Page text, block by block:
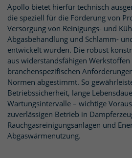
Apollo bietet hierfür technisch
die speziell für die Förderung von
Versorgung von Reinigungs- und
Abgasbehandlung und Schlamm-
entwickelt wurden. Die robust
aus widerstandsfähigen
branchenspezifischen
Normen abgestimmt. So
Betriebssicherheit, lange
Wartungsintervalle – wichtige
zuverlässigen Betrieb in
Rauchgasreinigungsanlagen und
Abgaswärmenutzung.